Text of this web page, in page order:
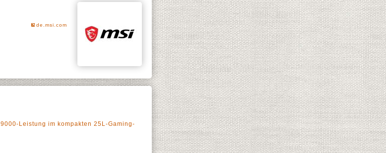
de.msi.com
9000-Leistung im kompakten 25L-Gaming-